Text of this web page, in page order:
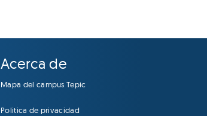
Acerca de
Mapa del campus Tepic
Politica de privacidad